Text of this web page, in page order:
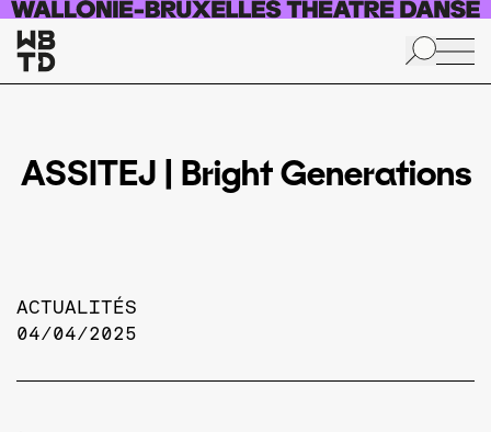
Skip to main content
ASSITEJ | Bright Generations
ACTUALITÉS
04/04/2025